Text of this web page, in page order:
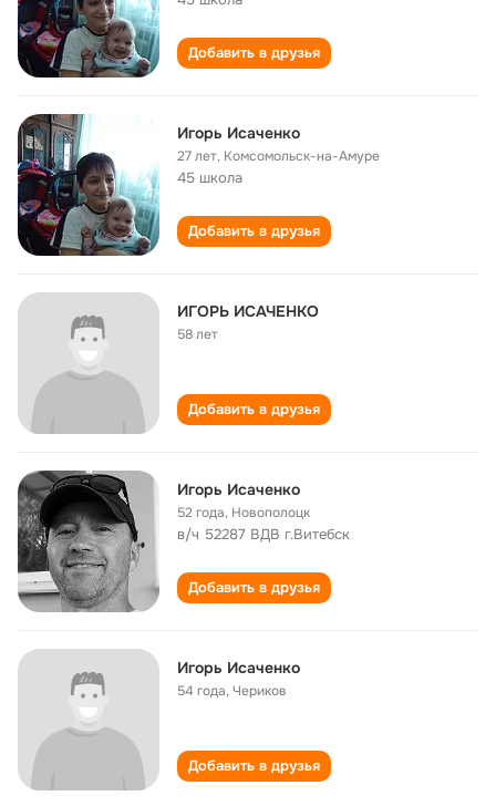
Добавить в друзья
Игорь Исаченко
27 лет, Комсомольск-на-Амуре
45 школа
Добавить в друзья
ИГОРЬ ИСАЧЕНКО
58 лет
Добавить в друзья
Игорь Исаченко
52 года, Новополоцк
в/ч 52287 ВДВ г.Витебск
Добавить в друзья
Игорь Исаченко
54 года,Чериков
Добавить в друзья